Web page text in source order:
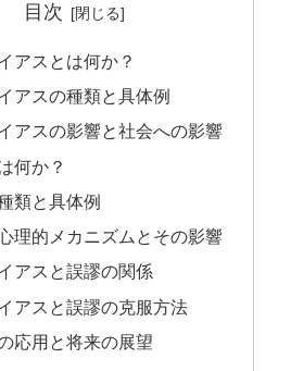
目次
アスとは何か？
アスの種類と具体例
アスの影響と社会への影響
何か？
類と具体例
理的メカニズムとその影響
アスと誤謬の関係
アスと誤謬の克服方法
応用と将来の展望